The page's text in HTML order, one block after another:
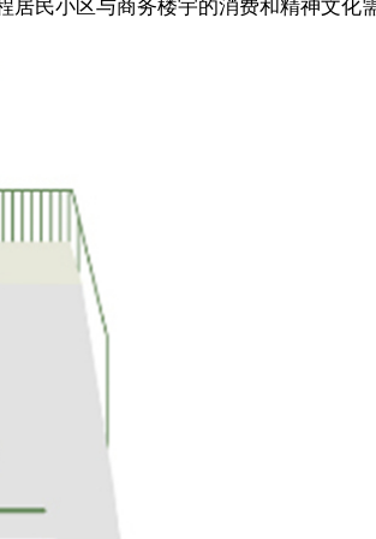
居民小区与商务楼宇的消费和精神文化